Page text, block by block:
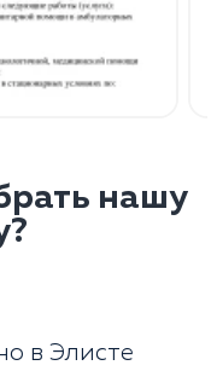
нашу
в Элисте